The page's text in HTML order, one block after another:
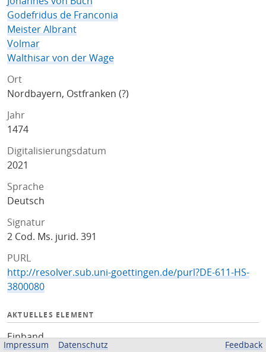
Godefridus de Franconia
Meister Albrant
Volmar
Walthisar von der Wage
Ort
Nordbayern, Ostfranken (?)
Jahr
1474
Digitalisierungsdatum
2021
Sprache
Deutsch
Signatur
2 Cod. Ms. jurid. 391
PURL
http://resolver.sub.uni-goettingen.de/purl?DE-611-HS-
3800080
AKTUELLES ELEMENT
Einband
Impressum Datenschutz Feedback